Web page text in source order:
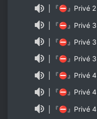
│『⛔』Privé 2
│『⛔』Privé 3
│『⛔』Privé 3
│『⛔』Privé 3
│『⛔』Privé 4
│『⛔』Privé 4
│『⛔』Privé 4